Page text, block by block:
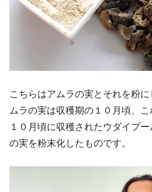
こちらはアムラの実とそれを粉
ムラの実は収穫期の１０月頃、
１０月頃に収穫されたウダイプ
の実を粉末化したものです。